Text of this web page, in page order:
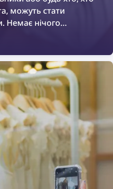
можуть стати
Немає нічого
хто саме
Як це зробити?
для перевірки